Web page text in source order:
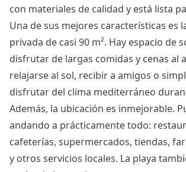
con materiales de calidad y está lista
Una de sus mejores características es
privada de casi 90 m². Hay espacio de
disfrutar de largas comidas y cenas al
relajarse al sol, recibir a amigos o
disfrutar del clima mediterráneo
Además, la ubicación es inmejorable.
andando a prácticamente todo:
cafeterías, supermercados, tiendas,
y otros servicios locales. La playa